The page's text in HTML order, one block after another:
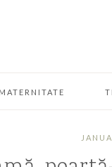
MATERNITATE